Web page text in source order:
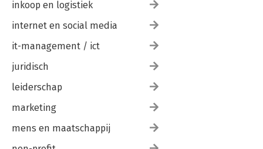
inkoop en logistiek
internet en social media
it-management / ict
juridisch
leiderschap
marketing
mens en maatschappij